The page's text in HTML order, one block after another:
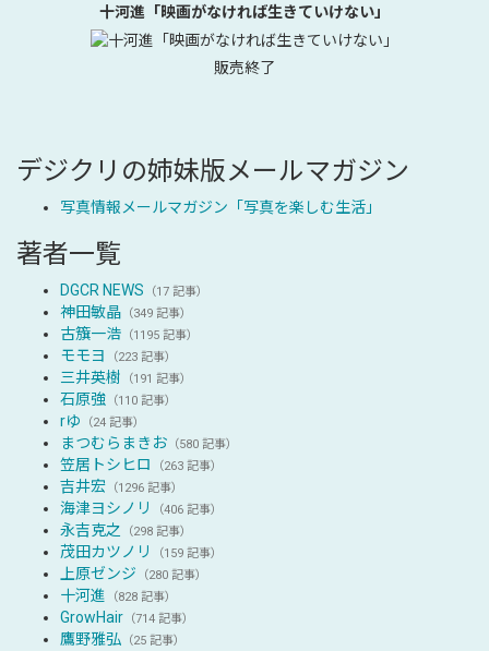
十河進「映画がなければ生きていけない」
販売終了
デジクリの姉妹版メールマガジン
写真情報メールマガジン「写真を楽しむ生活」
著者一覧
DGCR NEWS （17 記事）
神田敏晶 （349 記事）
古籏一浩 （1195 記事）
モモヨ （223 記事）
三井英樹 （191 記事）
石原強 （110 記事）
rゆ （24 記事）
まつむらまきお （580 記事）
笠居トシヒロ （263 記事）
吉井宏 （1296 記事）
海津ヨシノリ （406 記事）
永吉克之 （298 記事）
茂田カツノリ （159 記事）
上原ゼンジ （280 記事）
十河進 （828 記事）
GrowHair （714 記事）
鷹野雅弘 （25 記事）